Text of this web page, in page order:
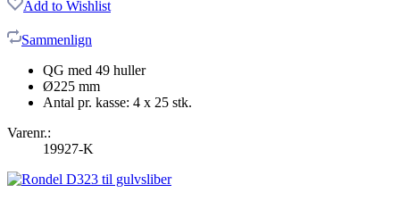
Add to Wishlist
Sammenlign
QG med 49 huller
Ø225 mm
Antal pr. kasse: 4 x 25 stk.
Varenr.:
19927-K